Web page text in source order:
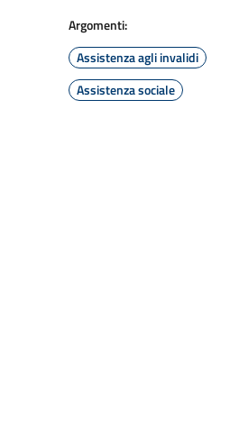
Argomenti:
Assistenza agli invalidi
Assistenza sociale